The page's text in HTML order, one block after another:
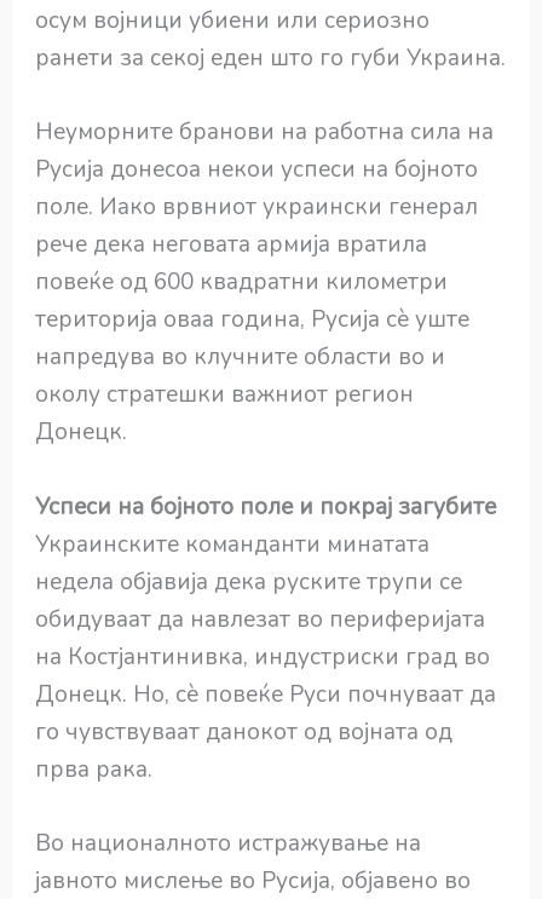
осум војници убиени или сериозно
ранети за секој еден што го губи Украина.
Неуморните бранови на работна сила на
Русија донесоа некои успеси на бојното
поле. Иако врвниот украински генерал
рече дека неговата армија вратила
повеќе од 600 квадратни километри
територија оваа година, Русија сè уште
напредува во клучните области во и
околу стратешки важниот регион
Донецк.
Успеси на бојното поле и покрај загубите
Украинските команданти минатата
недела објавија дека руските трупи се
обидуваат да навлезат во периферијата
на Костјантинивка, индустриски град во
Донецк. Но, сè повеќе Руси почнуваат да
го чувствуваат данокот од војната од
прва рака.
Во националното истражување на
јавното мислење во Русија, објавено во